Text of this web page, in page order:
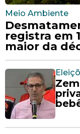
Meio Ambiente
registra em
maior da